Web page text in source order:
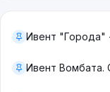
Ивент "Города"
Ивент Вомбата.